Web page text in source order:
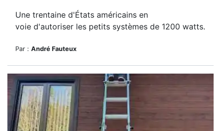
Une trentaine d'États américains en
voie d'autoriser les petits systèmes de 1200 watts.
Par : André Fauteux